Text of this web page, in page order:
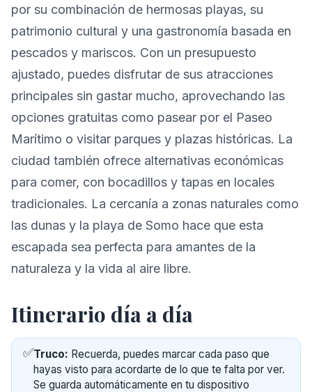
por su combinación de hermosas playas, su
patrimonio cultural y una gastronomía basada en
pescados y mariscos. Con un presupuesto
ajustado, puedes disfrutar de sus atracciones
principales sin gastar mucho, aprovechando las
opciones gratuitas como pasear por el Paseo
Marítimo o visitar parques y plazas históricas. La
ciudad también ofrece alternativas económicas
para comer, con bocadillos y tapas en locales
tradicionales. La cercanía a zonas naturales como
las dunas y la playa de Somo hace que esta
escapada sea perfecta para amantes de la
naturaleza y la vida al aire libre.
Itinerario día a día
✅Truco: Recuerda, puedes marcar cada paso que
hayas visto para acordarte de lo que te falta por ver.
Se guarda automáticamente en tu dispositivo